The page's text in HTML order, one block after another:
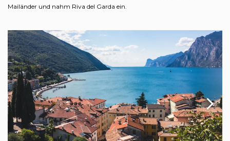
Mailänder und nahm Riva del Garda ein.